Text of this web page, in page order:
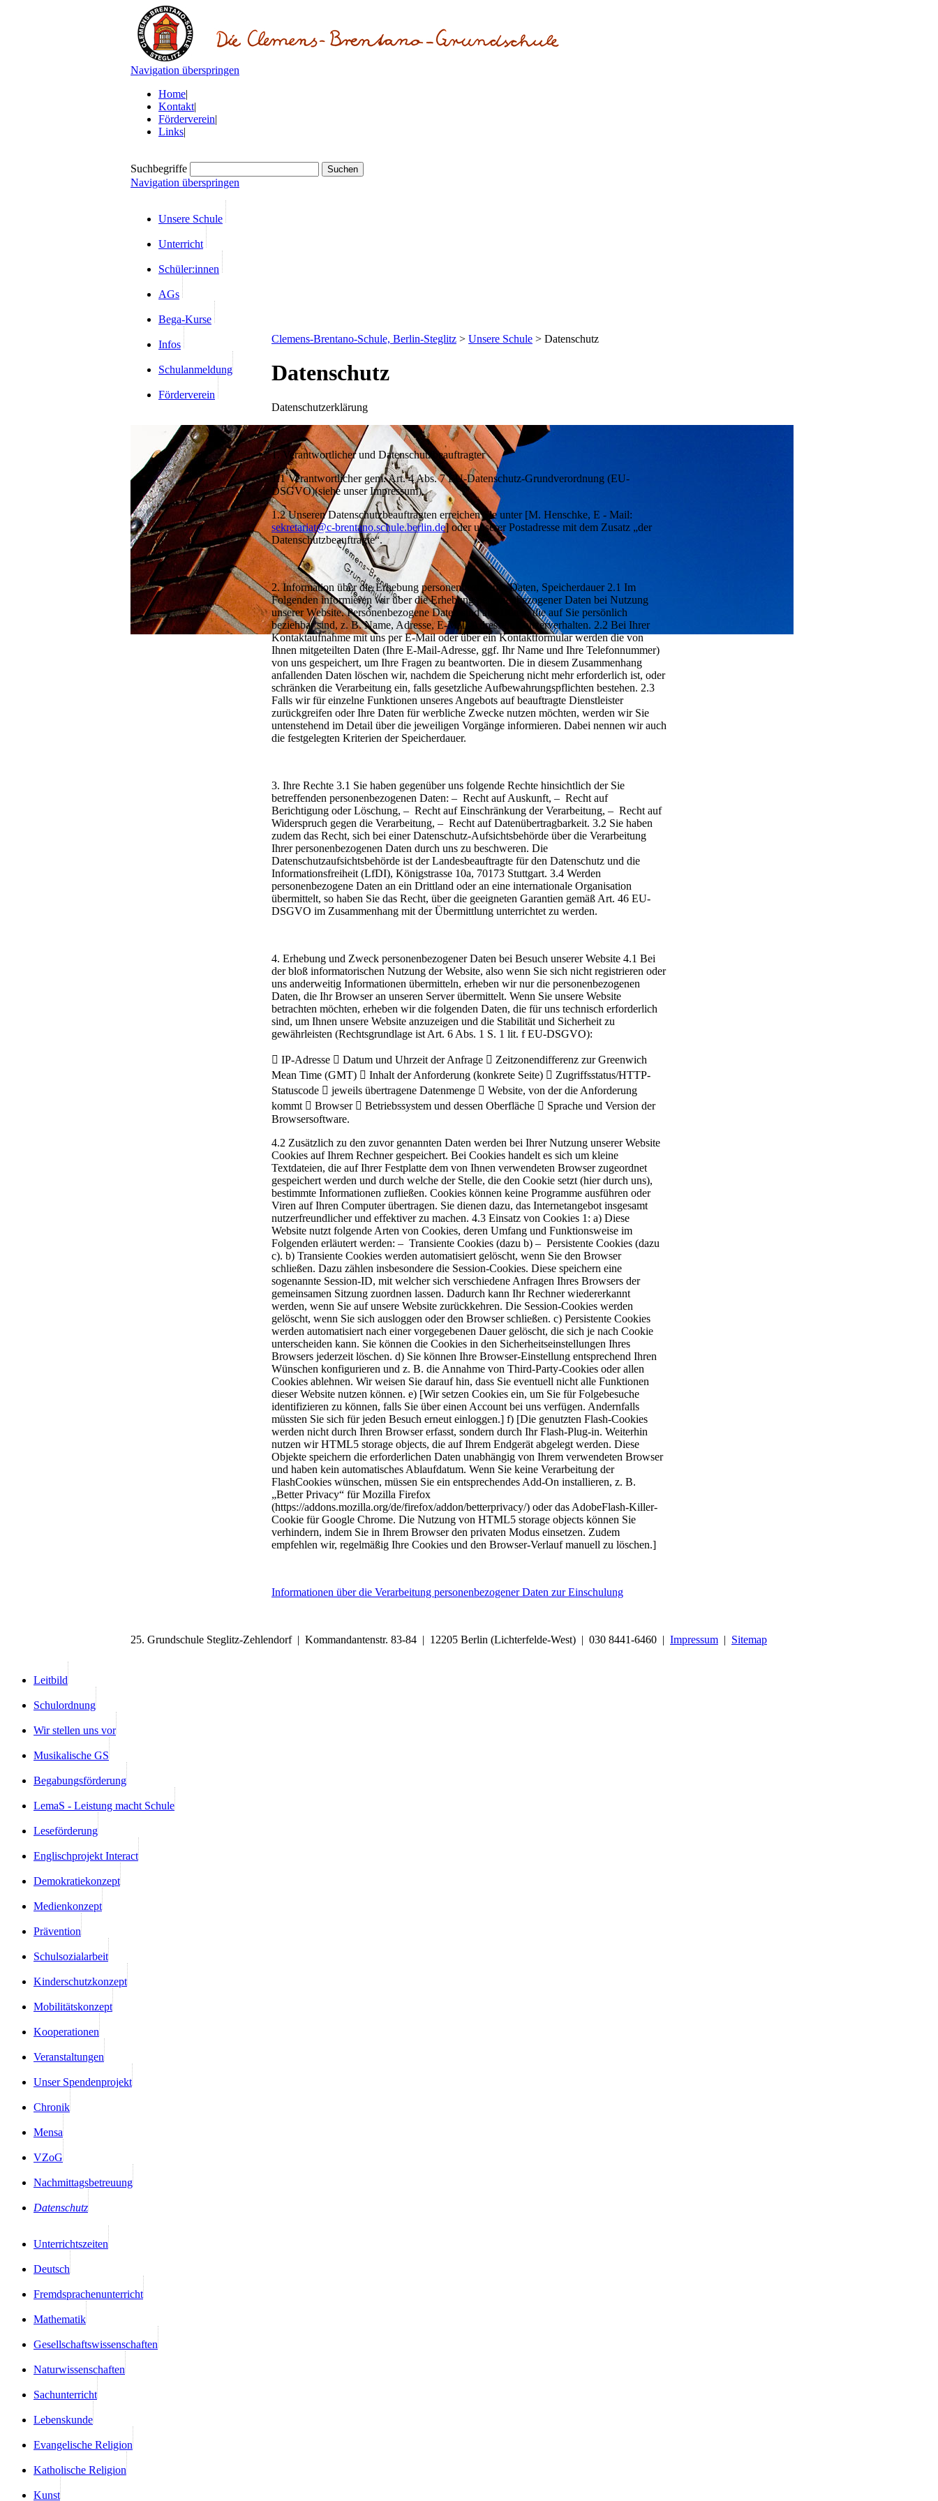
Navigation überspringen
Home|
Kontakt|
Förderverein|
Links|
Suchbegriffe
Navigation überspringen
Unsere Schule
Unterricht
Schüler:innen
AGs
Bega-Kurse
Infos
Schulanmeldung
Förderverein
Clemens-Brentano-Schule, Berlin-Steglitz > Unsere Schule > Datenschutz
Datenschutz
Datenschutzerklärung
1. Verantwortlicher und Datenschutzbeauftragter
1.1 Verantwortlicher gem. Art. 4 Abs. 7 EU-Datenschutz-Grundverordnung (EU-
DSGVO)(siehe unser Impressum).
1.2 Unseren Datenschutzbeauftragten erreichen Sie unter [M. Henschke, E - Mail:
sekretariat@c-brentano.schule.berlin.de] oder unserer Postadresse mit dem Zusatz „der
Datenschutzbeauftragte“.
2. Information über die Erhebung personenbezogener Daten, Speicherdauer 2.1 Im
Folgenden informieren wir über die Erhebung personenbezogener Daten bei Nutzung
unserer Website. Personenbezogene Daten sind alle Daten, die auf Sie persönlich
beziehbar sind, z. B. Name, Adresse, E-Mail-Adressen, Nutzerverhalten. 2.2 Bei Ihrer
Kontaktaufnahme mit uns per E-Mail oder über ein Kontaktformular werden die von
Ihnen mitgeteilten Daten (Ihre E-Mail-Adresse, ggf. Ihr Name und Ihre Telefonnummer)
von uns gespeichert, um Ihre Fragen zu beantworten. Die in diesem Zusammenhang
anfallenden Daten löschen wir, nachdem die Speicherung nicht mehr erforderlich ist, oder
schränken die Verarbeitung ein, falls gesetzliche Aufbewahrungspflichten bestehen. 2.3
Falls wir für einzelne Funktionen unseres Angebots auf beauftragte Dienstleister
zurückgreifen oder Ihre Daten für werbliche Zwecke nutzen möchten, werden wir Sie
untenstehend im Detail über die jeweiligen Vorgänge informieren. Dabei nennen wir auch
die festgelegten Kriterien der Speicherdauer.
3. Ihre Rechte 3.1 Sie haben gegenüber uns folgende Rechte hinsichtlich der Sie
betreffenden personenbezogenen Daten: – Recht auf Auskunft, – Recht auf
Berichtigung oder Löschung, – Recht auf Einschränkung der Verarbeitung, – Recht auf
Widerspruch gegen die Verarbeitung, – Recht auf Datenübertragbarkeit. 3.2 Sie haben
zudem das Recht, sich bei einer Datenschutz-Aufsichtsbehörde über die Verarbeitung
Ihrer personenbezogenen Daten durch uns zu beschweren. Die
Datenschutzaufsichtsbehörde ist der Landesbeauftragte für den Datenschutz und die
Informationsfreiheit (LfDI), Königstrasse 10a, 70173 Stuttgart. 3.4 Werden
personenbezogene Daten an ein Drittland oder an eine internationale Organisation
übermittelt, so haben Sie das Recht, über die geeigneten Garantien gemäß Art. 46 EU-
DSGVO im Zusammenhang mit der Übermittlung unterrichtet zu werden.
4. Erhebung und Zweck personenbezogener Daten bei Besuch unserer Website 4.1 Bei
der bloß informatorischen Nutzung der Website, also wenn Sie sich nicht registrieren oder
uns anderweitig Informationen übermitteln, erheben wir nur die personenbezogenen
Daten, die Ihr Browser an unseren Server übermittelt. Wenn Sie unsere Website
betrachten möchten, erheben wir die folgenden Daten, die für uns technisch erforderlich
sind, um Ihnen unsere Website anzuzeigen und die Stabilität und Sicherheit zu
gewährleisten (Rechtsgrundlage ist Art. 6 Abs. 1 S. 1 lit. f EU-DSGVO):
 IP-Adresse  Datum und Uhrzeit der Anfrage  Zeitzonendifferenz zur Greenwich
Mean Time (GMT)  Inhalt der Anforderung (konkrete Seite)  Zugriffsstatus/HTTP-
Statuscode  jeweils übertragene Datenmenge  Website, von der die Anforderung
kommt  Browser  Betriebssystem und dessen Oberfläche  Sprache und Version der
Browsersoftware.
4.2 Zusätzlich zu den zuvor genannten Daten werden bei Ihrer Nutzung unserer Website
Cookies auf Ihrem Rechner gespeichert. Bei Cookies handelt es sich um kleine
Textdateien, die auf Ihrer Festplatte dem von Ihnen verwendeten Browser zugeordnet
gespeichert werden und durch welche der Stelle, die den Cookie setzt (hier durch uns),
bestimmte Informationen zufließen. Cookies können keine Programme ausführen oder
Viren auf Ihren Computer übertragen. Sie dienen dazu, das Internetangebot insgesamt
nutzerfreundlicher und effektiver zu machen. 4.3 Einsatz von Cookies 1: a) Diese
Website nutzt folgende Arten von Cookies, deren Umfang und Funktionsweise im
Folgenden erläutert werden: – Transiente Cookies (dazu b) – Persistente Cookies (dazu
c). b) Transiente Cookies werden automatisiert gelöscht, wenn Sie den Browser
schließen. Dazu zählen insbesondere die Session-Cookies. Diese speichern eine
sogenannte Session-ID, mit welcher sich verschiedene Anfragen Ihres Browsers der
gemeinsamen Sitzung zuordnen lassen. Dadurch kann Ihr Rechner wiedererkannt
werden, wenn Sie auf unsere Website zurückkehren. Die Session-Cookies werden
gelöscht, wenn Sie sich ausloggen oder den Browser schließen. c) Persistente Cookies
werden automatisiert nach einer vorgegebenen Dauer gelöscht, die sich je nach Cookie
unterscheiden kann. Sie können die Cookies in den Sicherheitseinstellungen Ihres
Browsers jederzeit löschen. d) Sie können Ihre Browser-Einstellung entsprechend Ihren
Wünschen konfigurieren und z. B. die Annahme von Third-Party-Cookies oder allen
Cookies ablehnen. Wir weisen Sie darauf hin, dass Sie eventuell nicht alle Funktionen
dieser Website nutzen können. e) [Wir setzen Cookies ein, um Sie für Folgebesuche
identifizieren zu können, falls Sie über einen Account bei uns verfügen. Andernfalls
müssten Sie sich für jeden Besuch erneut einloggen.] f) [Die genutzten Flash-Cookies
werden nicht durch Ihren Browser erfasst, sondern durch Ihr Flash-Plug-in. Weiterhin
nutzen wir HTML5 storage objects, die auf Ihrem Endgerät abgelegt werden. Diese
Objekte speichern die erforderlichen Daten unabhängig von Ihrem verwendeten Browser
und haben kein automatisches Ablaufdatum. Wenn Sie keine Verarbeitung der
FlashCookies wünschen, müssen Sie ein entsprechendes Add-On installieren, z. B.
„Better Privacy“ für Mozilla Firefox
(https://addons.mozilla.org/de/firefox/addon/betterprivacy/) oder das AdobeFlash-Killer-
Cookie für Google Chrome. Die Nutzung von HTML5 storage objects können Sie
verhindern, indem Sie in Ihrem Browser den privaten Modus einsetzen. Zudem
empfehlen wir, regelmäßig Ihre Cookies und den Browser-Verlauf manuell zu löschen.]
Informationen über die Verarbeitung personenbezogener Daten zur Einschulung
25. Grundschule Steglitz-Zehlendorf | Kommandantenstr. 83-84 | 12205 Berlin (Lichterfelde-West) | 030 8441-6460 | Impressum | Sitemap
Leitbild
Schulordnung
Wir stellen uns vor
Musikalische GS
Begabungsförderung
LemaS - Leistung macht Schule
Leseförderung
Englischprojekt Interact
Demokratiekonzept
Medienkonzept
Prävention
Schulsozialarbeit
Kinderschutzkonzept
Mobilitätskonzept
Kooperationen
Veranstaltungen
Unser Spendenprojekt
Chronik
Mensa
VZoG
Nachmittagsbetreuung
Datenschutz
Unterrichtszeiten
Deutsch
Fremdsprachenunterricht
Mathematik
Gesellschaftswissenschaften
Naturwissenschaften
Sachunterricht
Lebenskunde
Evangelische Religion
Katholische Religion
Kunst